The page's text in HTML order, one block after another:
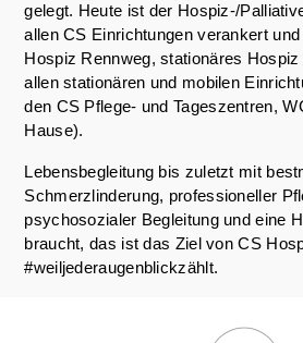
gelegt. Heute ist der Hospiz-/
allen CS Einrichtungen verankert
Hospiz Rennweg, stationäres
allen stationären und mobilen
den CS Pflege- und Tageszentren,
Hause).
Lebensbegleitung bis zuletzt mit
Schmerzlinderung, professioneller
psychosozialer Begleitung und eine
braucht, das ist das Ziel von CS
#weiljederaugenblickzählt.